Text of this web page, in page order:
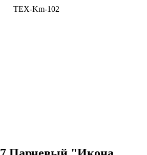
TEX-Km-102